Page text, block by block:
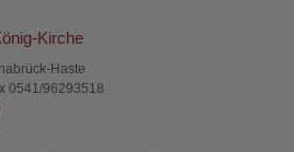
Kirche
Haste
0541/96293518